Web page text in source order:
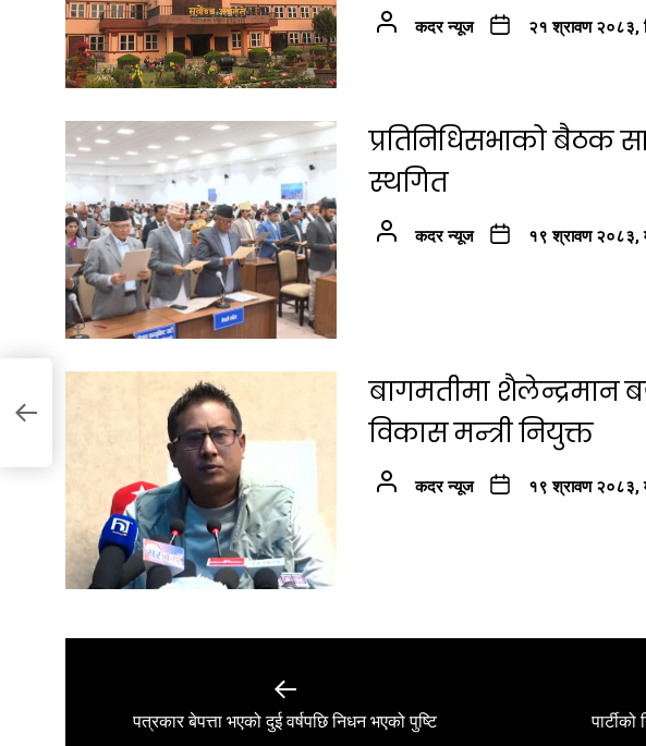
कदर न्यूज २१ श्रावण २०८३,
प्रतिनिधिसभाको बैठक
स्थगित
कदर न्यूज १९ श्रावण २०८३,
बागमतीमा शैलेन्द्रमान
विकास मन्त्री नियुक्त
कदर न्यूज १९ श्रावण २०८३,
Previous
पत्रकार बेपत्ता भएको दुई वर्षपछि निधन भएको पुष्टि